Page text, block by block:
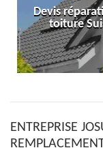
Devis
toiture
ENTREPRISE